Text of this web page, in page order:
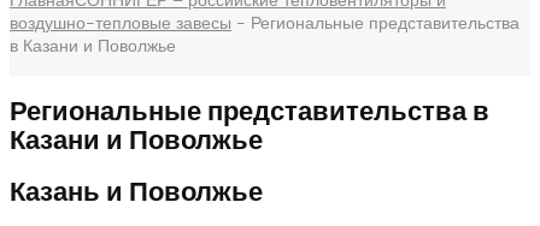
воздушно-тепловые завесы - Региональные представительства
в Казани и Поволжье
Региональные представительства в
Казани и Поволжье
Казань и Поволжье